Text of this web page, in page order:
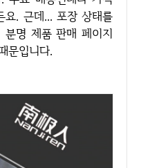
. 근데... 포장 상태를
분명 제품 판매 페이지
문입니다.